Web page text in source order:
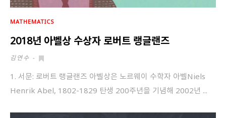
MATHEMATICS
2018년 아벨상 수상자 로버트 랭글랜즈
김연수 -
1. 서문: 로버트 랭글랜즈 아벨상은 노르웨이 수학자 아벨Niels
Henrik Abel, 1802-1829 탄생 200주년을 기념해 2002년 ...